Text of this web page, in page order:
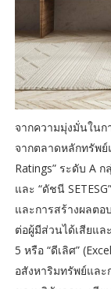
จากความมุ่งมั่นในก
จากตลาดหลักทรัพย์
Ratings” ระดับ A
และ “ดัชนี
และการสร้างผลต
ต่อผู้มีส่วนได้เสียแล
5 หรือ “ดีเลิศ”
อสังหาริมทรัพย์และ